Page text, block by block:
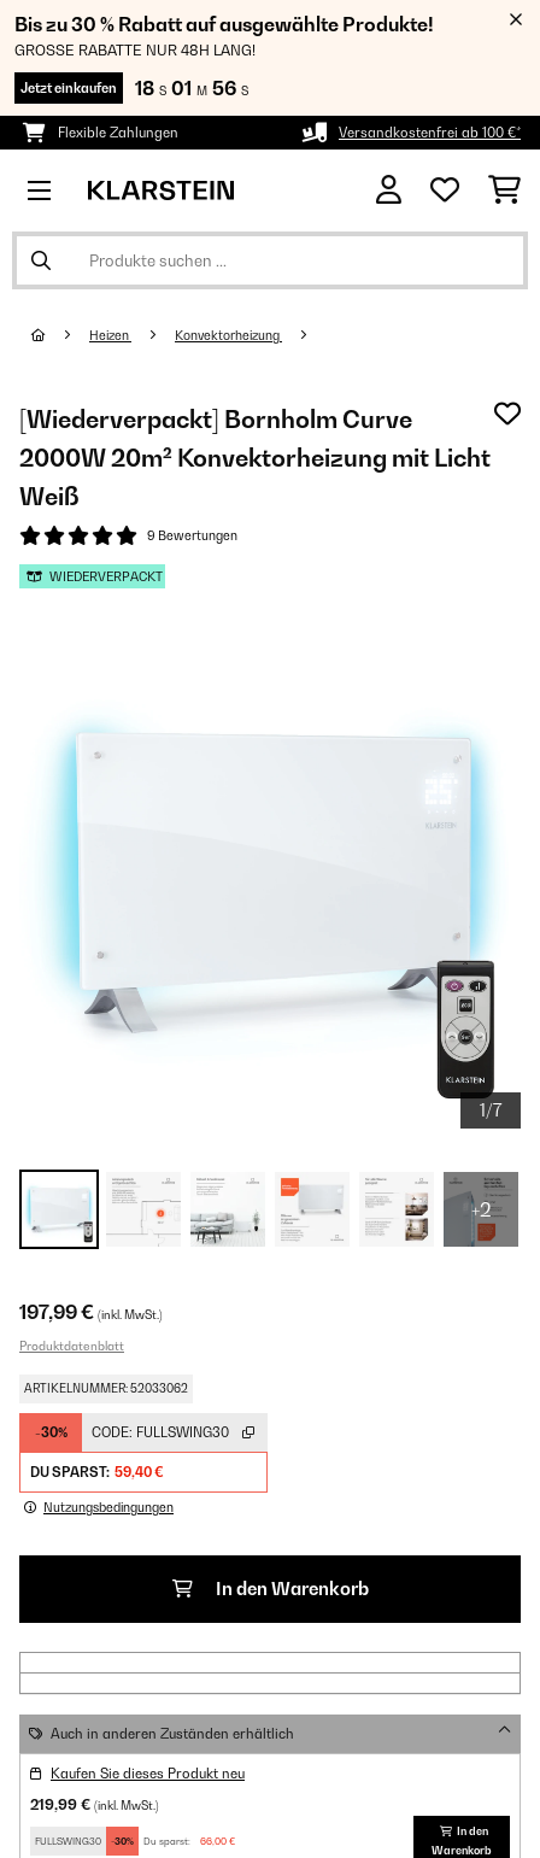
Bis zu 30 % Rabatt auf ausgewählte Produkte!
GROSSE RABATTE NUR 48H LANG!
Jetzt einkaufen 18 S 01 M 55 S
Flexible Zahlungen Versandkostenfrei ab 100 €*
Heizen Konvektorheizung
[Wiederverpackt] Bornholm Curve
2000W 20m² Konvektorheizung mit Licht
Weiß
9 Bewertungen
WIEDERVERPACKT
1/7
+2
197,99 € (inkl. MwSt.)
Produktdatenblatt
ARTIKELNUMMER: 52033062
-30% CODE: FULLSWING30
DU SPARST: 59,40 €
Nutzungsbedingungen
In den Warenkorb
Auch in anderen Zuständen erhältlich
Kaufen Sie dieses Produkt neu
219,99 € (inkl. MwSt.)
FULLSWING30 -30% Du sparst: 66,00 €
In den
Warenkorb